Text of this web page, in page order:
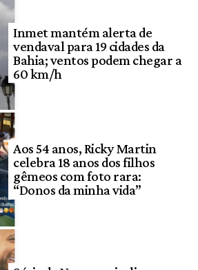
Inmet mantém alerta de
vendaval para 19 cidades da
Bahia; ventos podem chegar a
60 km/h
Aos 54 anos, Ricky Martin
celebra 18 anos dos filhos
gêmeos com foto rara:
“Donos da minha vida”